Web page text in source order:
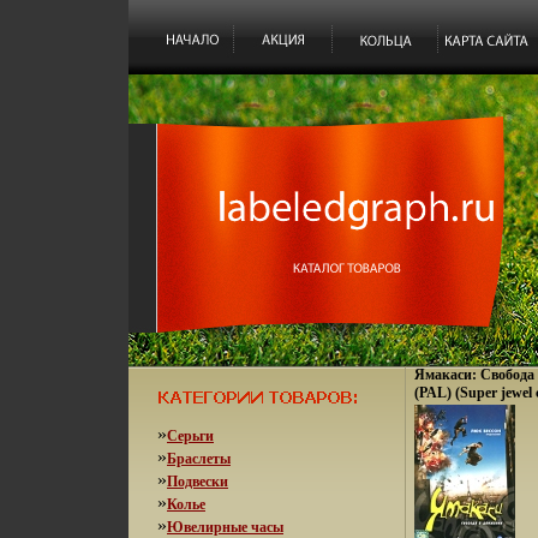
»Серьги
»Браслеты
»Подвески
»Колье
»Ювелирные часы
Ямакаси:
(PAL) (Super jewel
Digital
слоев: DVD-9 (2
Русский
инфо 3651y.